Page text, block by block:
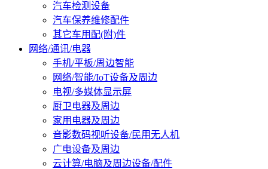
汽车检测设备
汽车保养维修配件
其它车用配(附)件
网络/通讯/电器
手机/平板/周边智能
网络/智能/IoT设备及周边
电视/多媒体显示屏
厨卫电器及周边
家用电器及周边
音影数码视听设备/民用无人机
广电设备及周边
云计算/电脑及周边设备/配件